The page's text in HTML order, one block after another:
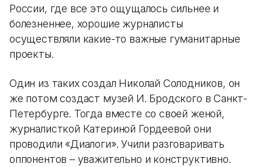
России, где все это ощущалось сильнее и
болезненнее, хорошие журналисты
осуществляли какие-то важные гуманитарные
проекты.
Один из таких создал Николай Солодников, он
же потом создаст музей И. Бродского в Санкт-
Петербурге. Тогда вместе со своей женой,
журналисткой Катериной Гордеевой они
проводили «Диалоги». Учили разговаривать
оппонентов – уважительно и конструктивно.